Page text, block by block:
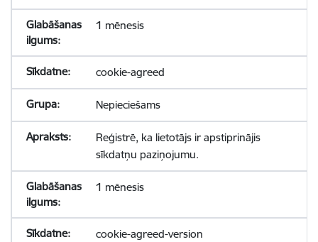
1 mēnesis
cookie-agreed
Nepieciešams
Reģistrē, ka lietotājs ir apstiprinājis
sīkdatņu paziņojumu.
1 mēnesis
cookie-agreed-version